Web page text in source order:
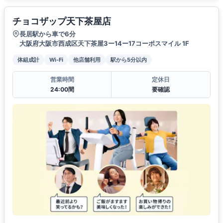
チョコザップ天下茶屋店
長居駅から車で6分
大阪府大阪市西成区天下茶屋3ー14ー17コーポスマイル 1F
体組成計 Wi-Fi 他店舗利用 駅から5分以内
営業時間
24:00間
定休日
要確認